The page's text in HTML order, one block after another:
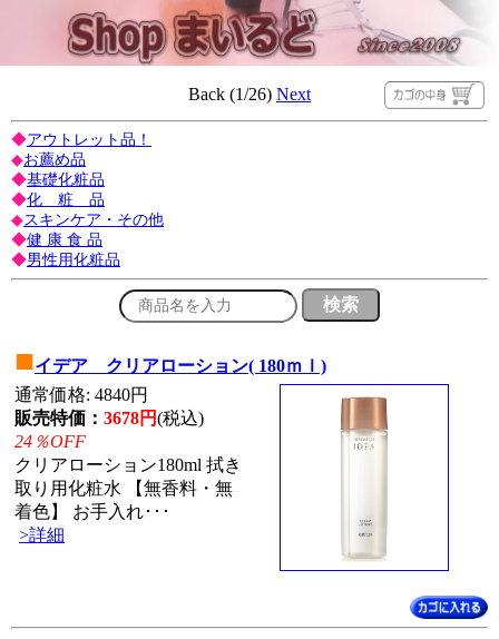
Back (1/26) Next
◆アウトレット品！
◆お薦め品
◆基礎化粧品
◆化 粧 品
◆スキンケア・その他
◆健 康 食 品
◆男性用化粧品
■イデア クリアローション( 180ｍｌ)
通常価格: 4840円
販売特価： 3678円(税込)
24％OFF
クリアローション180ml 拭き
取り用化粧水 【無香料・無
着色】 お手入れ･･･
>詳細